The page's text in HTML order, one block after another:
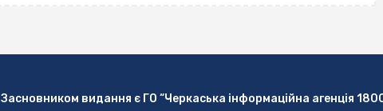
Засновником видання є ГО “Черкаська інформаційна агенція